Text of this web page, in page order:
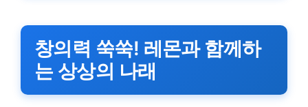
창의력 쑥쑥! 레몬과 함께하
는 상상의 나래